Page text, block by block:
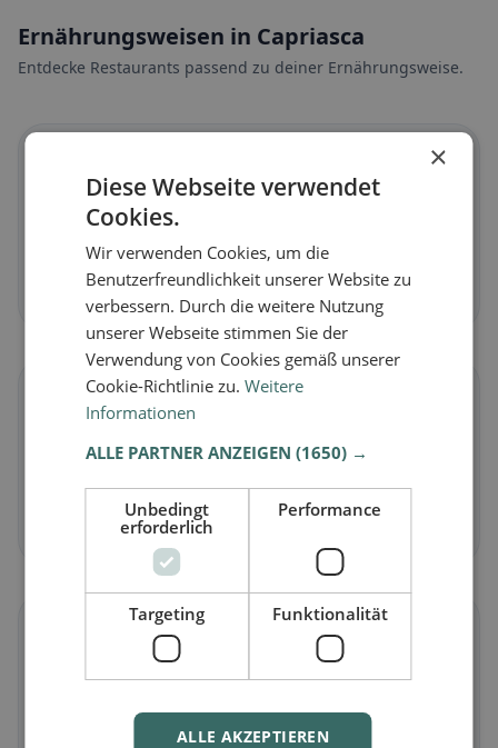
Ernährungsweisen in Capriasca
Entdecke Restaurants passend zu deiner Ernährungsweise.
Veganin Capriasca
Pflanzliche Gerichte & vegane Küche
Jetzt entdecken →
Vegetarischin Capriasca
Fleischlose Gerichte & vegetarische Klassiker
Jetzt entdecken →
Glutenfreie Optionen & Community-Tipps
×
Diese Webseite verwendet
Cookies.
Wir verwenden Cookies, um die
Benutzerfreundlichkeit unserer Website zu
verbessern. Durch die weitere Nutzung
unserer Webseite stimmen Sie der
Verwendung von Cookies gemäß unserer
Cookie-Richtlinie zu.Weitere
Informationen
ALLE PARTNER ANZEIGEN(1650) →
Unbedingt
erforderlich
Performance
Targeting Funktionalität
ALLE AKZEPTIEREN